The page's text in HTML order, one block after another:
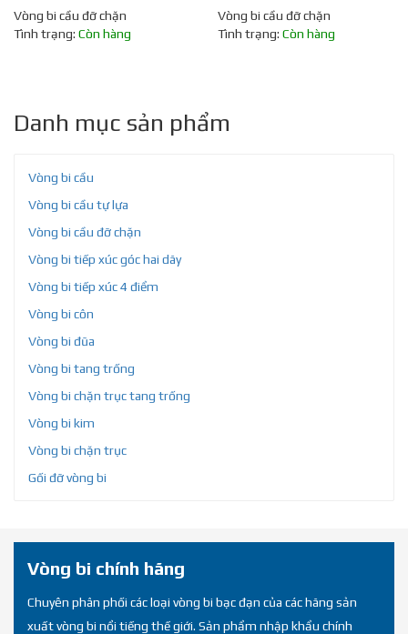
Vòng bi cầu đỡ chặn
Tình trạng: Còn hàng
Vòng bi cầu đỡ chặn
Tình trạng: Còn hàng
Danh mục sản phẩm
Vòng bi cầu
Vòng bi cầu tự lựa
Vòng bi cầu đỡ chặn
Vòng bi tiếp xúc góc hai dãy
Vòng bi tiếp xúc 4 điểm
Vòng bi côn
Vòng bi đũa
Vòng bi tang trống
Vòng bi chặn trục tang trống
Vòng bi kim
Vòng bi chặn trục
Gối đỡ vòng bi
Vòng bi chính hãng
Chuyên phân phối các loại vòng bi bạc đạn của các hãng sản
xuất vòng bi nổi tiếng thế giới. Sản phẩm nhập khẩu chính